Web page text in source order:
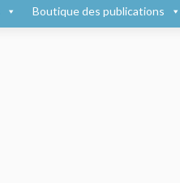
Boutique des publications